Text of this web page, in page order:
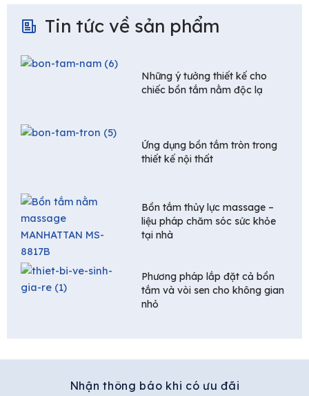
Tin tức về sản phẩm
Những ý tưởng thiết kế cho
chiếc bồn tắm nằm độc lạ
Ứng dụng bồn tắm tròn trong
thiết kế nội thất
Bồn tắm thủy lực massage –
liệu pháp chăm sóc sức khỏe
tại nhà
Phương pháp lắp đặt cả bồn
tắm và vòi sen cho không gian
nhỏ
Nhận thông báo khi có ưu đãi